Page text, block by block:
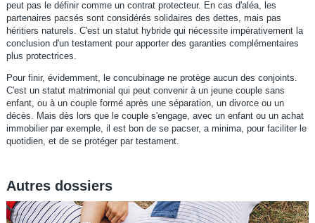
peut pas le définir comme un contrat protecteur. En cas d'aléa, les
partenaires pacsés sont considérés solidaires des dettes, mais pas
héritiers naturels. C'est un statut hybride qui nécessite impérativement la
conclusion d'un testament pour apporter des garanties complémentaires
plus protectrices.
Pour finir, évidemment, le concubinage ne protège aucun des conjoints.
C'est un statut matrimonial qui peut convenir à un jeune couple sans
enfant, ou à un couple formé après une séparation, un divorce ou un
décès. Mais dès lors que le couple s'engage, avec un enfant ou un achat
immobilier par exemple, il est bon de se pacser, a minima, pour faciliter le
quotidien, et de se protéger par testament.
Autres dossiers